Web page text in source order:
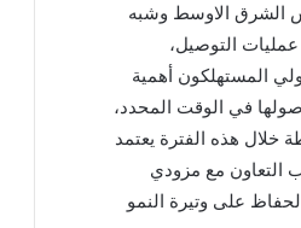
الشرق الاوسط وشبه
عمليات التوصيل،
المستهلكون أهمية
في الوقت المحدد،
خلال هذه الفترة يعتمد
التعاون مع مزودي
على وتيرة النمو